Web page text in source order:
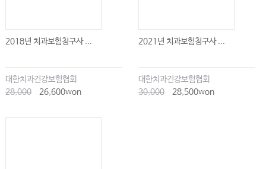
2018년 치과보험청구사 ...
대한치과건강보험협회
28,000
26,600won
2021년 치과보험청구사 ...
대한치과건강보험협회
30,000
28,500won